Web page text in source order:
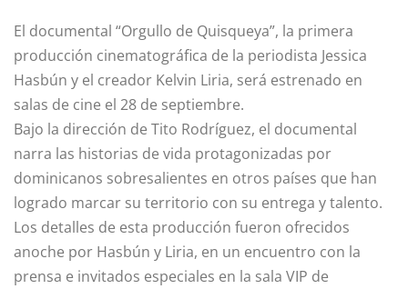
El documental “Orgullo de Quisqueya”, la primera
producción cinematográfica de la periodista Jessica
Hasbún y el creador Kelvin Liria, será estrenado en
salas de cine el 28 de septiembre.
Bajo la dirección de Tito Rodríguez, el documental
narra las historias de vida protagonizadas por
dominicanos sobresalientes en otros países que han
logrado marcar su territorio con su entrega y talento.
Los detalles de esta producción fueron ofrecidos
anoche por Hasbún y Liria, en un encuentro con la
prensa e invitados especiales en la sala VIP de